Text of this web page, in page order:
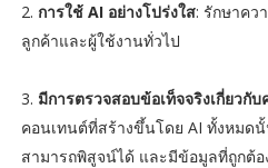
2. การใช้ AI อย่างโปร่งใส: รักษาคว
ลูกค้าและผู้ใช้งานทั่วไป
3. มีการตรวจสอบข้อเท็จจริงเกี่ยวกั
คอนเทนต์ที่สร้างขึ้นโดย AI ทั้งหมด
สามารถพิสูจน์ได้ และมีข้อมูลที่ถูกต้